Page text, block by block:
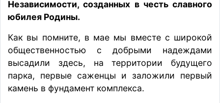
Независимости, созданных в честь славного
юбилея Родины.
Как вы помните, в мае мы вместе с широкой
общественностью с добрыми надеждами
высадили здесь, на территории будущего
парка, первые саженцы и заложили первый
камень в фундамент комплекса.